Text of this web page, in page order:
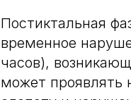
Постиктальная
временное
часов),
может проявлять